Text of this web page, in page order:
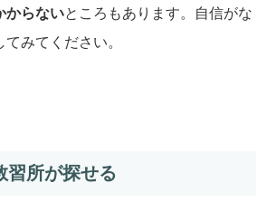
からないところもあります。自信がな
みてください。
習所が探せる